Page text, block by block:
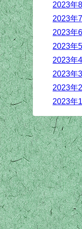
2023年
2023年
2023年
2023年
2023年
2023年
2023年
2023年